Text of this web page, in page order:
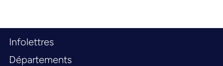
Infolettres
Départements